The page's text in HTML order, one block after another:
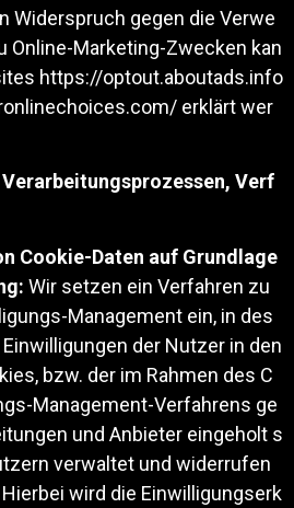
Widerspruch gegen die Verwe
Online-Marketing-Zwecken kan
https://optout.aboutads.info
erklärt wer
Verf
Cookie-Daten auf Grundlage
Wir setzen ein Verfahren zu
Management ein, in des
der Nutzer in den
bzw. der im Rahmen des C
Management-Verfahrens ge
und Anbieter eingeholt s
verwaltet und widerrufen
wird die Einwilligungserk